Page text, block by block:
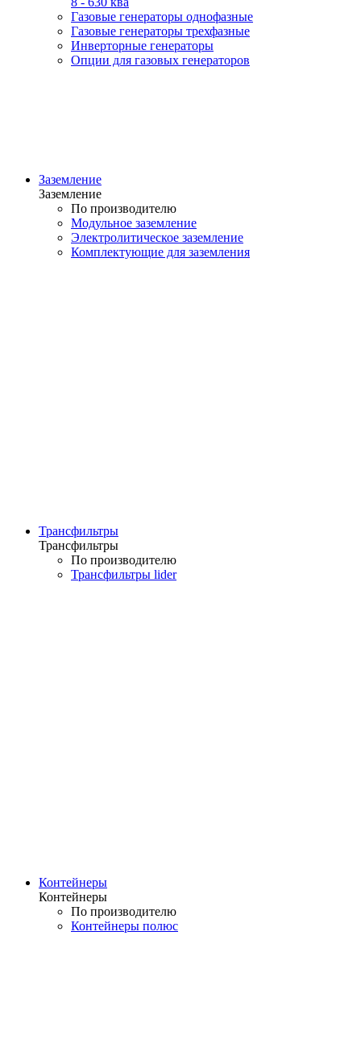
Газовые генераторы однофазные
Газовые генераторы трехфазные
Инверторные генераторы
Опции для газовых генераторов
Заземление
Заземление
По производителю
Модульное заземление
Электролитическое заземление
Комплектующие для заземления
Трансфильтры
Трансфильтры
По производителю
Трансфильтры lider
Контейнеры
Контейнеры
По производителю
Контейнеры полюс